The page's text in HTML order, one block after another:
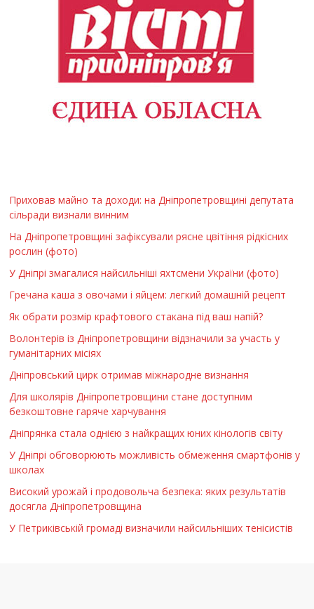
Приховав майно та доходи: на Дніпропетровщині депутата
сільради визнали винним
На Дніпропетровщині зафіксували рясне цвітіння рідкісних
рослин (фото)
У Дніпрі змагалися найсильніші яхтсмени України (фото)
Гречана каша з овочами і яйцем: легкий домашній рецепт
Як обрати розмір крафтового стакана під ваш напій?
Волонтерів із Дніпропетровщини відзначили за участь у
гуманітарних місіях
Дніпровський цирк отримав міжнародне визнання
Для школярів Дніпропетровщини стане доступним
безкоштовне гаряче харчування
Дніпрянка стала однією з найкращих юних кінологів світу
У Дніпрі обговорюють можливість обмеження смартфонів у
школах
Високий урожай і продовольча безпека: яких результатів
досягла Дніпропетровщина
У Петриківській громаді визначили найсильніших тенісистів